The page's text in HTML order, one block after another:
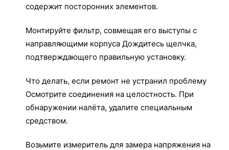
содержит посторонних элементов.
Монтируйте фильтр, совмещая его выступы с
направляющими корпуса Дождитесь щелчка,
подтверждающего правильную установку.
Что делать, если ремонт не устранил проблему
Осмотрите соединения на целостность. При
обнаружении налёта, удалите специальным
средством.
Возьмите измеритель для замера напряжения на